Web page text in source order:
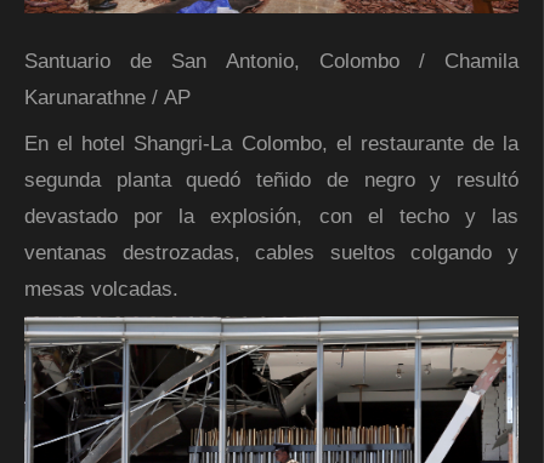
Santuario de San Antonio, Colombo/ Chamila
Karunarathne / AP
En el hotel Shangri-La Colombo, el restaurante de la
segunda planta quedó teñido de negro y resultó
devastado por la explosión, con el techo y las
ventanas destrozadas, cables sueltos colgando y
mesas volcadas.